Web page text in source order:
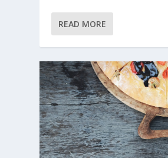
READ MORE